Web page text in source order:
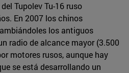
Tupolev Tu-16 ruso
En 2007 los chinos
los antiguos
radio de alcance mayor (3.500
motores rusos, aunque hay
se está desarrollando un